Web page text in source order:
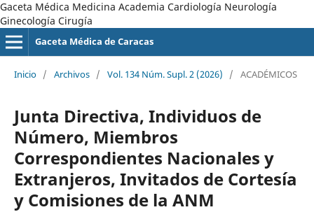
Gaceta Médica Medicina Academia Cardiología Neurología
Ginecología Cirugía
Gaceta Médica de Caracas
Inicio / Archivos / Vol. 134 Núm. Supl. 2 (2026) / ACADÉMICOS
Junta Directiva, Individuos de
Número, Miembros
Correspondientes Nacionales y
Extranjeros, Invitados de Cortesía
y Comisiones de la ANM